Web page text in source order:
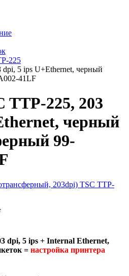
225
5 ips U+Ethernet, черный
41LF
TTP-225, 203
черный
99-
dpi, 5 ips + Internal Ethernet,
= настройка принтера